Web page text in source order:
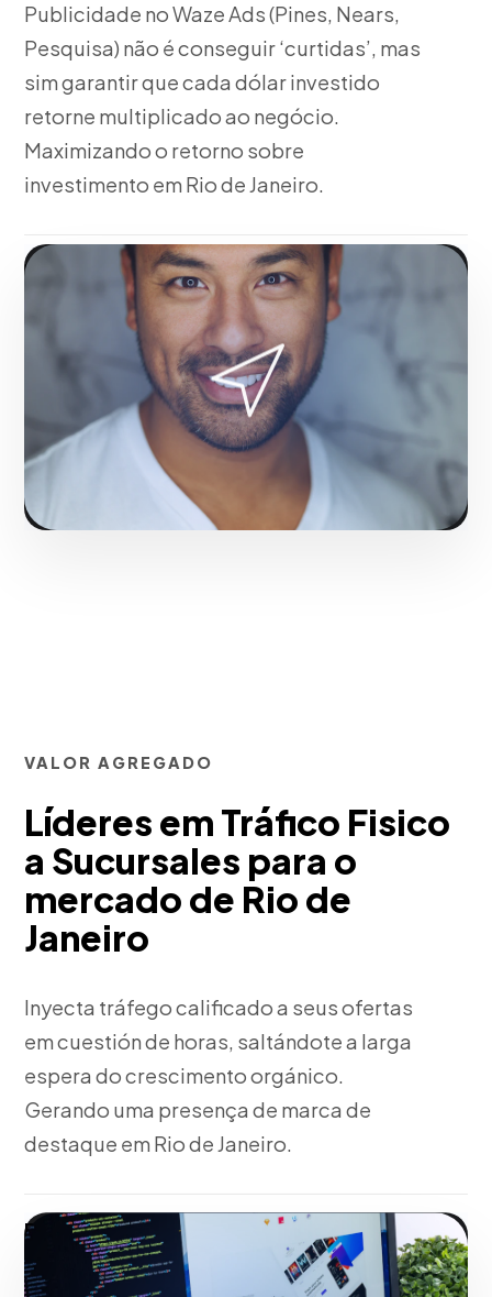
Publicidade no Waze Ads (Pines, Nears,
Pesquisa) não é conseguir ‘curtidas’, mas
sim garantir que cada dólar investido
retorne multiplicado ao negócio.
Maximizando o retorno sobre
investimento em Rio de Janeiro.
Fase 1:
Para o mercado local, configuração técnica
de rótulos e pixels acompanhantes. Transformando
negócios de Rio de Janeiro com resultados
mensuráveis.
Solicitar serviço
VALOR AGREGADO
Líderes em Tráfico Fisico
a Sucursales para o
mercado de Rio de
Janeiro
Inyecta tráfego calificado a seus ofertas
em cuestión de horas, saltándote a larga
espera do crescimento orgánico.
Gerando uma presença de marca de
destaque em Rio de Janeiro.
Fase 2:Pensando no seu negócio, design da
estructura de campanha e creatividades.
Maximizando o retorno sobre investimento em Rio